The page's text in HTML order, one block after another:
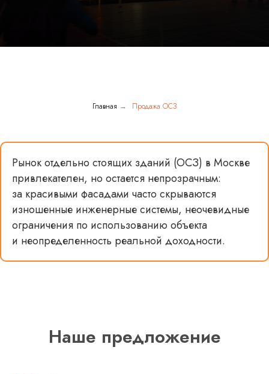
Главная → Продажа ОСЗ
Рынок отдельно стоящих зданий (ОСЗ) в Москве
привлекателен, но остается непрозрачным:
за красивыми фасадами часто скрываются
изношенные инженерные системы, неочевидные
ограничения по использованию объекта
и неопределенность реальной доходности.
Наше предложение